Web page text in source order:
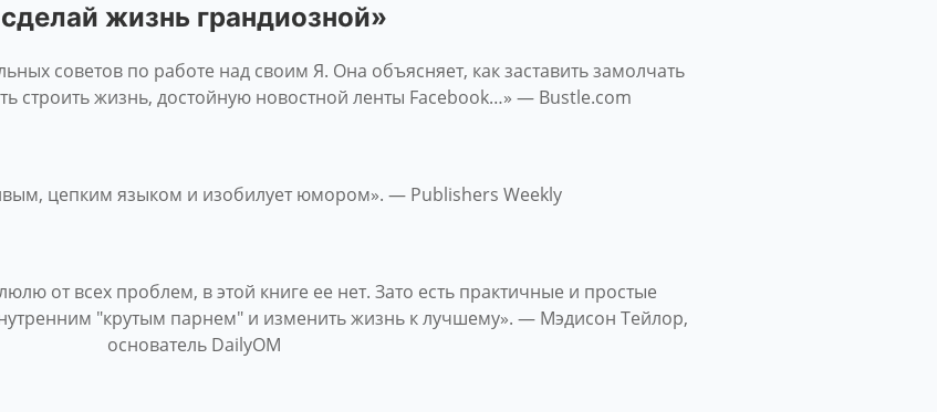
сделай жизнь грандиозной»
советов по работе над своим Я. Она объясняет, как заставить замолчать
строить жизнь, достойную новостной ленты Facebook…» — Bustle.com
цепким языком и изобилует юмором». — Publishers Weekly
от всех проблем, в этой книге ее нет. Зато есть практичные и простые
"крутым парнем" и изменить жизнь к лучшему». — Мэдисон Тейлор,
основатель DailyOM